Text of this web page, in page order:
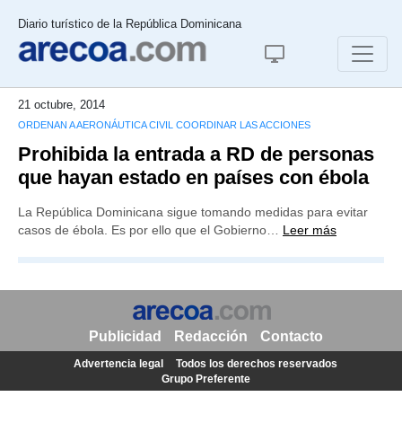
Diario turístico de la República Dominicana
21 octubre, 2014
ORDENAN A AERONÁUTICA CIVIL COORDINAR LAS ACCIONES
Prohibida la entrada a RD de personas
que hayan estado en países con ébola
La República Dominicana sigue tomando medidas para evitar
casos de ébola. Es por ello que el Gobierno… Leer más
Publicidad Redacción Contacto
Advertencia legal
Todos los derechos reservados
Grupo Preferente